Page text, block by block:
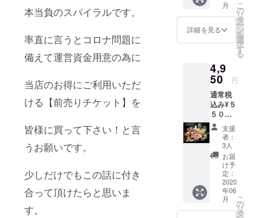
本当負のスパイラルです。
率直に言うとコロナ問題に
備えて運営資金用意の為に
当店のお得にご利用いただ
ける【前売りチケット】を
皆様に買って下さい！と言
うお願いです。
少しだけでもこの話に付き
合って頂けたらと思いま
す。
いえ
ば、ハ
イビス
カスと
ならん
浮かべ
る プル
メリア
のお花
は、甘
くてや
さしい
香り。
さらに
バニラ
のブレ
ンド
で、し
あわせ
なバス
タイム
月
詳細を見る
こ
の
リ
タ
ー
ン
を
選
択
す
る
4,9
50 円
通常税
込み¥５
５００
のコー
スが
¥４９５
０でご
利用い
ただけ
る お得
なクー
ポンチ
ケット
支援
者：
3人
お届
け予
定：
2020
年06
月
こ
の
リ
タ